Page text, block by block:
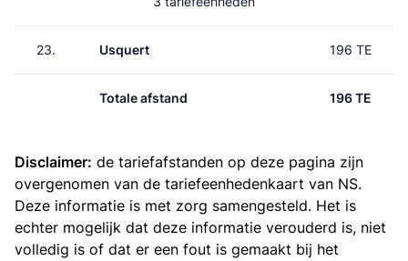
23. Usquert 196 TE
Totale afstand 196 TE
Disclaimer: de tariefafstanden op deze pagina zijn
overgenomen van de tariefeenhedenkaart van NS.
Deze informatie is met zorg samengesteld. Het is
echter mogelijk dat deze informatie verouderd is, niet
volledig is of dat er een fout is gemaakt bij het